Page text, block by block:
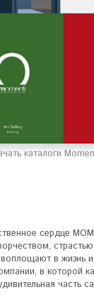
каталоги
сердце
в жизнь
в которой
часть